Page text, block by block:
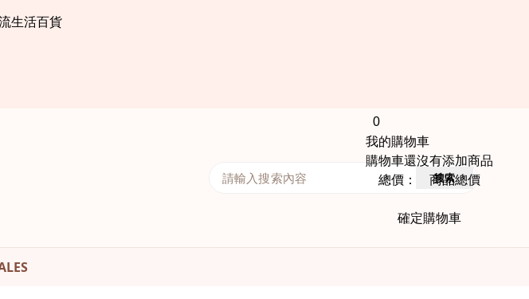
0
我的購物車
購物車還沒有添加商品
總價： 商品總價
確定購物車
搜索